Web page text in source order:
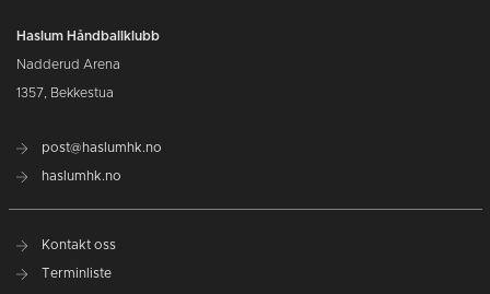
Haslum Håndballklubb
Nadderud Arena
1357, Bekkestua
post@haslumhk.no
haslumhk.no
Kontakt oss
Terminliste